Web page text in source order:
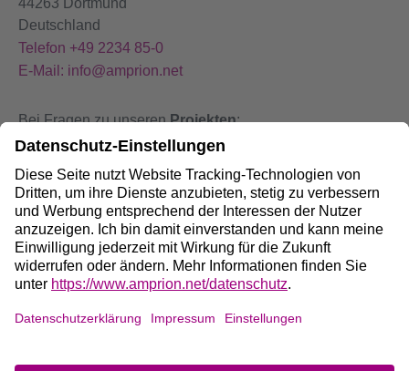
44263 Dortmund
Deutschland
Telefon +49 2234 85-0
E-Mail: info@amprion.net
Bei Fragen zu unserenProjekten:
+49 800 584 9000
BeiStörungen an unseren Anlagen:
+49 800 490 4000
Social Media: